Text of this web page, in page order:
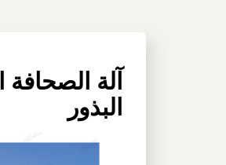
آلة الصحافة
البذور